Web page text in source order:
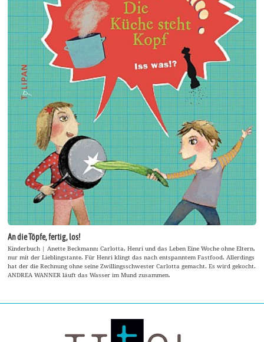
An die Töpfe, fertig, los!
Kinderbuch | Anette Beckmann: Carlotta, Henri und das Leben Eine Woche ohne Eltern,
nur mit der Lieblingstante. Für Henri klingt das nach entspanntem Fastfood. Allerdings
hat der die Rechnung ohne seine Zwillingsschwester Carlotta gemacht. Es wird gekocht.
ANDREA WANNER läuft das Wasser im Mund zusammen.